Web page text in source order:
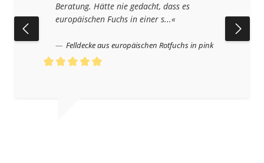
Beratung. Hätte nie gedacht, dass es
europäischen Fuchs in einer s...«
Felldecke aus europäischen Rotfuchs in pink